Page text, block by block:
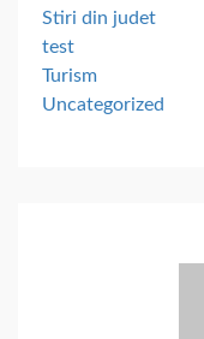
Stiri din judet
test
Turism
Uncategorized